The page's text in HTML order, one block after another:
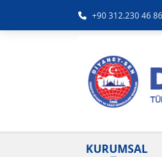
+90 312.230 46
KURUMSAL